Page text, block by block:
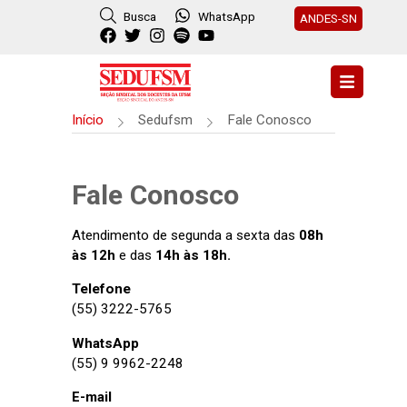
Busca WhatsApp ANDES-SN
Início Sedufsm Fale Conosco
Fale Conosco
Atendimento de segunda a sexta das 08h
às 12h e das 14h às 18h.
Telefone
(55) 3222-5765
WhatsApp
(55) 9 9962-2248
E-mail